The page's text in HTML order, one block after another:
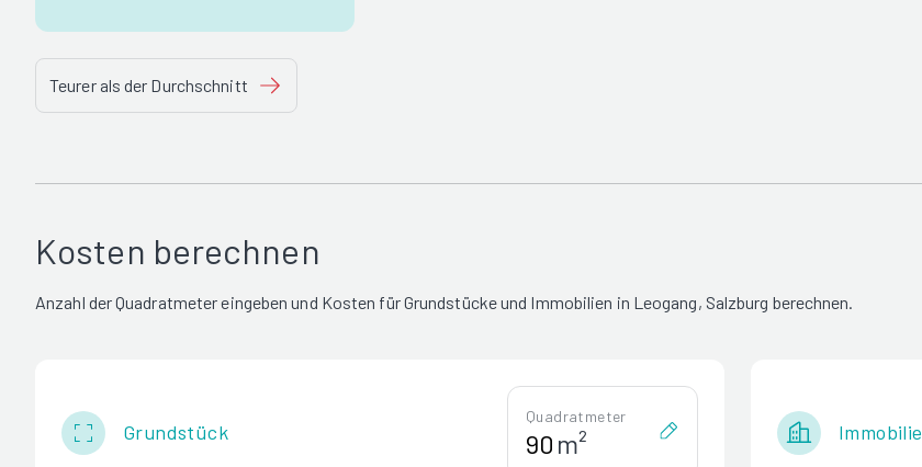
Teurer als der Durchschnitt
Kosten berechnen
Anzahl der Quadratmeter eingeben und Kosten für Grundstücke und Immobilien in Leogang, Salzburg berechnen.
Grundstück
Quadratmeter
m² Immobilie